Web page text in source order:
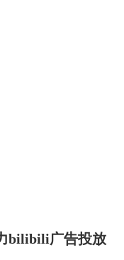
bilibili广告投放